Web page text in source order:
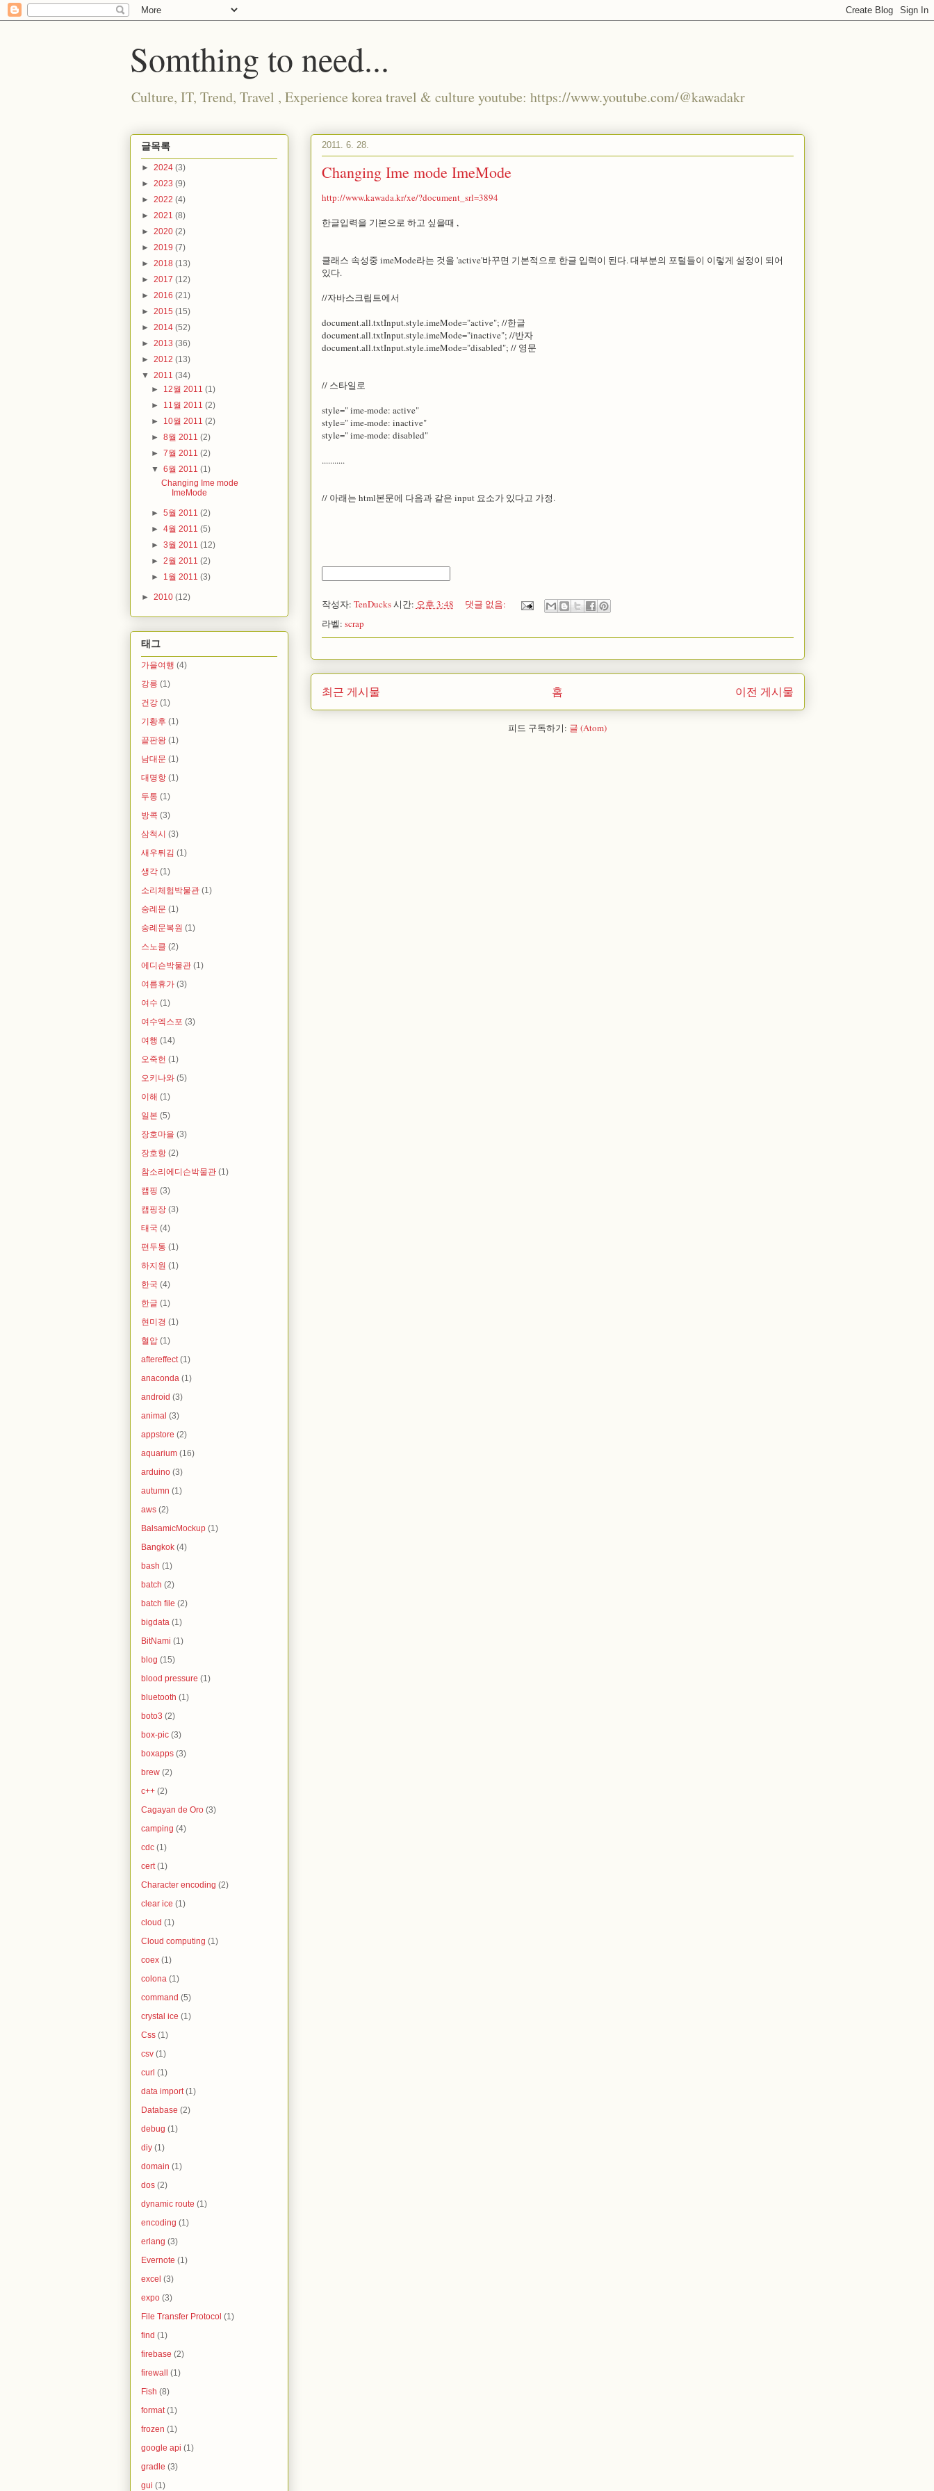
Somthing to need...
Culture, IT, Trend, Travel , Experience korea travel & culture youtube: https://www.youtube.com/@kawadakr
2011. 6. 28.
Changing Ime mode ImeMode
http://www.kawada.kr/xe/?document_srl=3894
한글입력을 기본으로 하고 싶을때 ,
클래스 속성중 imeMode라는 것을 'active'바꾸면 기본적으로 한글 입력이 된다. 대부분의 포털들이 이렇게 설정이 되어
있다.
//자바스크립트에서
document.all.txtInput.style.imeMode="active"; //한글
document.all.txtInput.style.imeMode="inactive"; //반자
document.all.txtInput.style.imeMode="disabled"; // 영문
// 스타일로
style=" ime-mode: active"
style=" ime-mode: inactive"
style=" ime-mode: disabled"
...........
// 아래는 html본문에 다음과 같은 input 요소가 있다고 가정.
작성자: TenDucks시간: 오후 3:48
댓글 없음:
라벨: scrap
최근 게시물 이전 게시물
홈
피드 구독하기: 글 (Atom)
글목록
► 2024 (3)
► 2023 (9)
► 2022 (4)
► 2021 (8)
► 2020 (2)
► 2019 (7)
► 2018 (13)
► 2017 (12)
► 2016 (21)
► 2015 (15)
► 2014 (52)
► 2013 (36)
► 2012 (13)
▼ 2011 (34)
► 12월 2011 (1)
► 11월 2011 (2)
► 10월 2011 (2)
► 8월 2011 (2)
► 7월 2011 (2)
▼ 6월 2011 (1)
Changing Ime mode
ImeMode
► 5월 2011 (2)
► 4월 2011 (5)
► 3월 2011 (12)
► 2월 2011 (2)
► 1월 2011 (3)
► 2010 (12)
태그
가을여행 (4)
강릉 (1)
건강 (1)
기황후 (1)
끝판왕 (1)
남대문 (1)
대명항 (1)
두통 (1)
방콕 (3)
삼척시 (3)
새우튀김 (1)
생각 (1)
소리체험박물관 (1)
숭례문 (1)
숭례문복원 (1)
스노클 (2)
에디슨박물관 (1)
여름휴가 (3)
여수 (1)
여수엑스포 (3)
여행 (14)
오죽헌 (1)
오키나와 (5)
이해 (1)
일본 (5)
장호마을 (3)
장호항 (2)
참소리에디슨박물관 (1)
캠핑 (3)
캠핑장 (3)
태국 (4)
편두통 (1)
하지원 (1)
한국 (4)
한글 (1)
현미경 (1)
혈압 (1)
aftereffect (1)
anaconda (1)
android (3)
animal (3)
appstore (2)
aquarium (16)
arduino (3)
autumn (1)
aws (2)
BalsamicMockup (1)
Bangkok (4)
bash (1)
batch (2)
batch file (2)
bigdata (1)
BitNami (1)
blog (15)
blood pressure (1)
bluetooth (1)
boto3 (2)
box-pic (3)
boxapps (3)
brew (2)
c++ (2)
Cagayan de Oro (3)
camping (4)
cdc (1)
cert (1)
Character encoding (2)
clear ice (1)
cloud (1)
Cloud computing (1)
coex (1)
colona (1)
command (5)
crystal ice (1)
Css (1)
csv (1)
curl (1)
data import (1)
Database (2)
debug (1)
diy (1)
domain (1)
dos (2)
dynamic route (1)
encoding (1)
erlang (3)
Evernote (1)
excel (3)
expo (3)
File Transfer Protocol (1)
find (1)
firebase (2)
firewall (1)
Fish (8)
format (1)
frozen (1)
google api (1)
gradle (3)
gui (1)